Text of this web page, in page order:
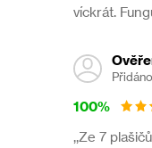
víckrát.
100%
,,Ze 7